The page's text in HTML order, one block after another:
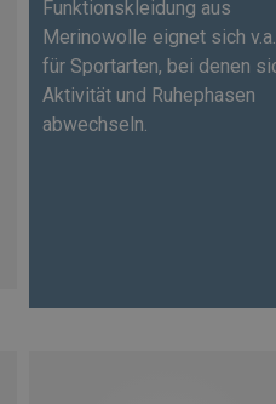
Funktionskleidung aus
Merinowolle eignet sich v.a.
für Sportarten, bei denen
Aktivität und Ruhephasen
abwechseln.